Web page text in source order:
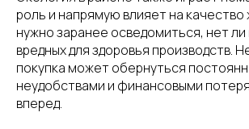
роль и напрямую влияет на
нужно заранее осведомиться, нет
вредных для здоровья производств.
покупка может обернуться
неудобствами и финансовыми
вперед.